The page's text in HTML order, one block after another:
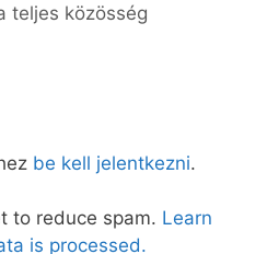
teljes közösség
be kell jelentkezni.
to reduce spam. Learn
is processed.